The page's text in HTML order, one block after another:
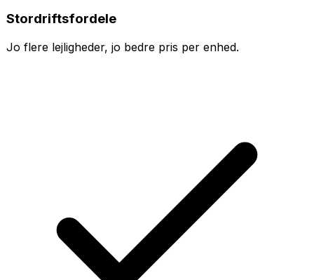
Stordriftsfordele
Jo flere lejligheder, jo bedre pris per enhed.